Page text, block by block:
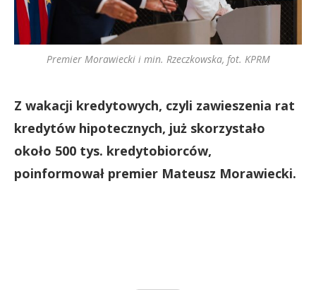
Premier Morawiecki i min. Rzeczkowska, fot. KPRM
Z wakacji kredytowych, czyli zawieszenia rat
kredytów hipotecznych, już skorzystało
około 500 tys. kredytobiorców,
poinformował premier Mateusz Morawiecki.